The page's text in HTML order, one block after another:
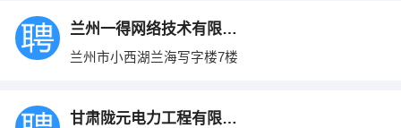
兰州一得网络技术有限公司
兰州市小西湖兰海写字楼7楼
甘肃陇元电力工程有限公司